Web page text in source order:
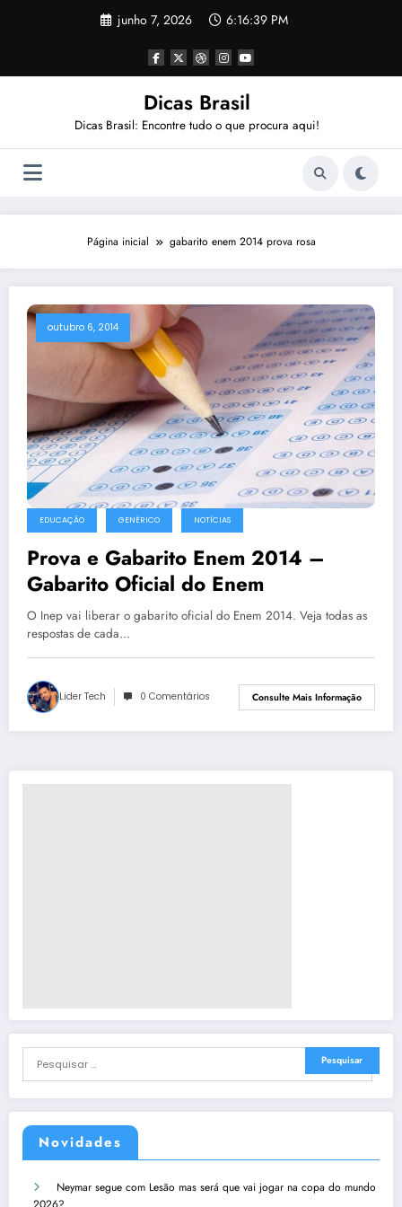
junho 7, 2026 6:16:39 PM
Dicas Brasil
Dicas Brasil: Encontre tudo o que procura aqui!
Página inicial gabarito enem 2014 prova rosa
outubro 6, 2014
EDUCAÇÃO GENÉRICO NOTÍCIAS
Prova e Gabarito Enem 2014 –
Gabarito Oficial do Enem
O Inep vai liberar o gabarito oficial do Enem 2014. Veja todas as
respostas de cada…
Lider Tech 0 Comentários Consulte Mais Informação
Novidades
Neymar segue com Lesão mas será que vai jogar na copa do mundo